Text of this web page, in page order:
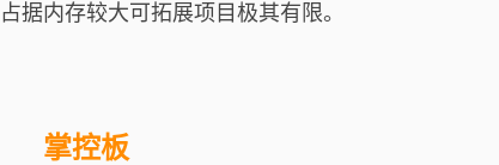
内存较大可拓展项目极其有限。
掌控板